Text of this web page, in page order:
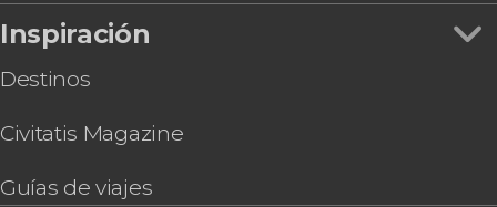
Inspiración
Destinos
Civitatis Magazine
Guías de viajes